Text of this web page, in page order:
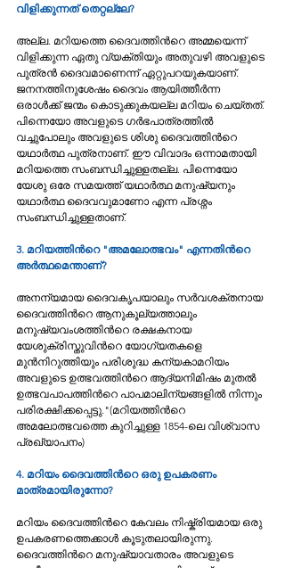
വിളിക്കുന്നത് തെറ്റല്ലേ?
അല്ല. മറിയത്തെ ദൈവത്തിന്‍റെ അമ്മയെന്ന്
വിളിക്കുന്ന ഏതു വ്യക്തിയും അതുവഴി അവളുടെ
പുത്രന്‍ ദൈവമാണെന്ന് ഏറ്റുപറയുകയാണ്‌.
ജനനത്തിനുശേഷം ദൈവം ആയിത്തീര്‍ന്ന
ഒരാള്‍ക്ക്‌ ജന്മം കൊടുക്കുകയല്ല മറിയം ചെയ്തത്.
പിന്നെയോ അവളുടെ ഗര്‍ഭപാത്രത്തില്‍
വച്ചുപോലും അവളുടെ ശിശു ദൈവത്തിന്‍റെ
യഥാര്‍ത്ഥ പുത്രനാണ്. ഈ വിവാദം ഒന്നാമതായി
മറിയത്തെ സംബന്ധിച്ചുള്ളതല്ല. പിന്നെയോ
യേശു ഒരേ സമയത്ത് യഥാര്‍ത്ഥ മനുഷ്യനും
യഥാര്‍ത്ഥ ദൈവവുമാണോ എന്ന പ്രശ്നം
സംബന്ധിച്ചുള്ളതാണ്.
3. മറിയത്തിന്‍റെ "അമലോത്ഭവം" എന്നതിന്‍റെ
അര്‍ത്ഥമെന്താണ്?
അനന്യമായ ദൈവകൃപയാലും സര്‍വശക്തനായ
ദൈവത്തിന്‍റെ ആനുകൂല്യത്താലും
മനുഷ്യവംശത്തിന്‍റെ രക്ഷകനായ
യേശുക്രിസ്തുവിന്‍റെ യോഗ്യതകളെ
മുന്‍നിറുത്തിയും പരിശുദ്ധ കന്യകാമറിയം
അവളുടെ ഉത്ഭവത്തിന്‍റെ ആദ്യനിമിഷം മുതല്‍
ഉത്ഭവപാപത്തിന്‍റെ പാപമാലിന്യങ്ങളില്‍ നിന്നും
പരിരക്ഷിക്കപ്പെട്ടു."(മറിയത്തിന്‍റെ
അമലോത്ഭവത്തെ കുറിച്ചുള്ള 1854-ലെ വിശ്വാസ
പ്രഖ്യാപനം)
4. മറിയം ദൈവത്തിന്‍റെ ഒരു ഉപകരണം
മാത്രമായിരുന്നോ?
മറിയം ദൈവത്തിന്‍റെ കേവലം നിഷ്ക്രിയമായ ഒരു
ഉപകരണത്തെക്കാള്‍ കൂടുതലായിരുന്നു.
ദൈവത്തിന്‍റെ മനുഷ്യാവതാരം അവളുടെ